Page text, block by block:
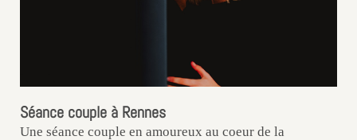
Séance couple à Rennes
Une séance couple en amoureux au coeur de la